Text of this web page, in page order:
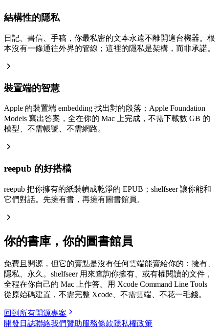
結構性的隱私
日記、書信、手稿，你最私密的文本永遠不離開這台機器。根
本沒有一條通往外界的管線；這裡的隱私是架構，而非承諾。
裝置端的智慧
Apple 的裝置端 embedding 找出對的段落；Apple Foundation
Models 寫出答案，全在你的 Mac 上完成，不需下載數 GB 的
模型、不需帳號、不需網路。
reepub 的好搭檔
reepub 把你擁有的紙裝幀成乾淨的 EPUB；shelfseer 讓你能和
它們對話。先擁有書，再擁有圖書館員。
你的書庫，你的圖書館員
免費且開源，但它的賣點是沒有任何雲端能賣給你的：擁有、
隱私、永久。shelfseer 用來查詢你擁有、或有權閱讀的文件，
全程在你自己的 Mac 上作答。用 Xcode Command Line Tools
從原始碼建置，不需完整 Xcode、不需雲端、不花一毛錢。
回到所有開源專案
開發日誌聯絡我們贊助服務條款隱私權政策